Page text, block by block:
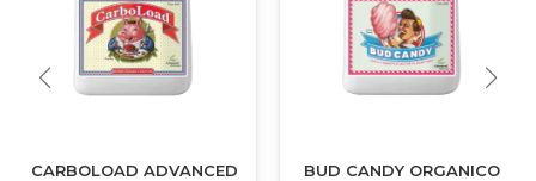
CARBOLOAD ADVANCED
BUD CANDY ORGANICO